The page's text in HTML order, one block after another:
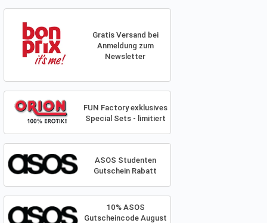
Gratis Versand bei
Anmeldung zum
Newsletter
FUN Factory exklusives
Special Sets - limitiert
ASOS Studenten
Gutschein Rabatt
10% ASOS
Gutscheincode August